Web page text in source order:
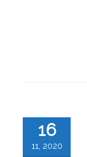
16
11, 2020